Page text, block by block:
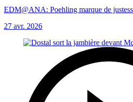
EDM@ANA: Poehling marque de
27 avr. 2026